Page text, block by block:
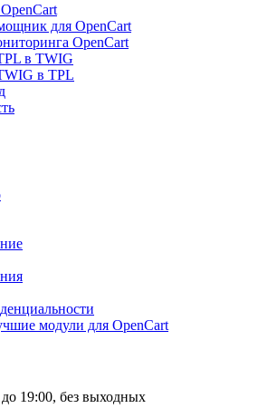
для OpenCart
OpenCart
в TWIG
в TPL
модули для OpenCart
19:00, без выходных